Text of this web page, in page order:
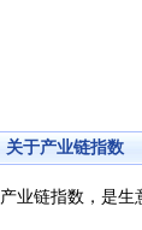
关于产业链指数
产业链指数，是生